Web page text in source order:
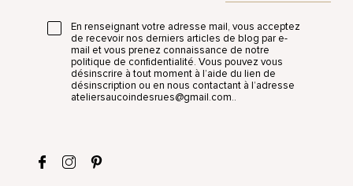
En renseignant votre adresse mail, vous acceptez
de recevoir nos derniers articles de blog par e-
mail et vous prenez connaissance de notre
politique de confidentialité. Vous pouvez vous
désinscrire à tout moment à l’aide du lien de
désinscription ou en nous contactant à l’adresse
ateliersaucoindesrues@gmail.com..